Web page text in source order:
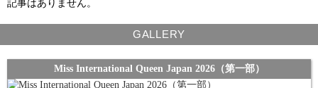
記事はありません。
GALLERY
Miss International Queen Japan 2026（第一部）